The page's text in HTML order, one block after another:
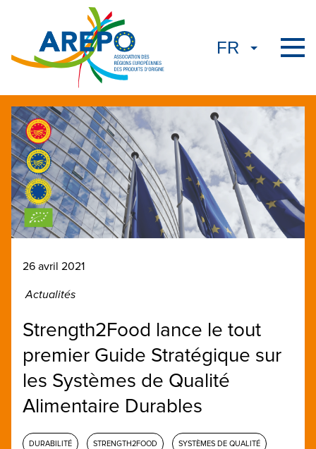
26 avril 2021
Actualités
Strength2Food lance le tout
premier Guide Stratégique sur
les Systèmes de Qualité
Alimentaire Durables
DURABILITÉ STRENGTH2FOOD SYSTÈMES DE QUALITÉ